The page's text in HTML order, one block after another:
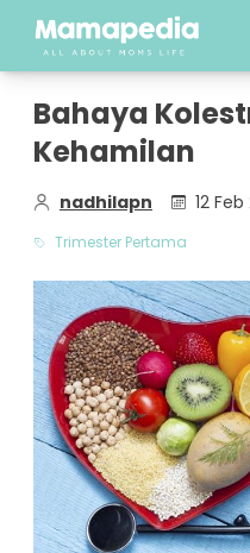
Bahaya
Kehamilan
nadhilapn 12 Feb
Trimester Pertama